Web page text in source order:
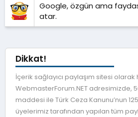
Google, özgün ama
atar.
Dikkat!
İçerik sağlayıcı paylaşım sitesi
WebmasterForum.NET adresimizde,
maddesi ile Türk Ceza Kanunu’nun
üyelerimiz tarafından yapılan tüm